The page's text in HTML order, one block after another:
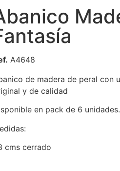
A4648
de madera de peral con
y de calidad
en pack de 6 unidades.
cms cerrado